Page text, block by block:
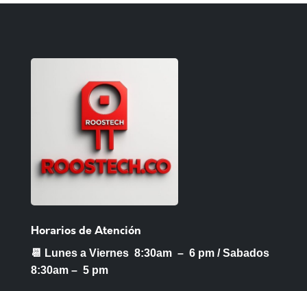
Horarios de Atención
📆 Lunes a Viernes 8:30am – 6 pm /Sabados
8:30am – 5 pm